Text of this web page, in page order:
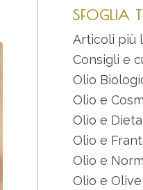
SFOGLIA
Articoli più
Consigli e
Olio
Olio e
Olio e
Olio e
Olio e
Olio e